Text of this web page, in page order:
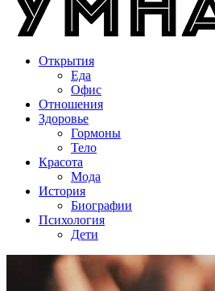
Открытия
Еда
Офис
Отношения
Здоровье
Гормоны
Тело
Красота
Мода
История
Биографии
Психология
Дети